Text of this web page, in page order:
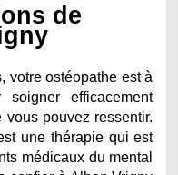
de
votre ostéopathe est à
efficacement
pouvez ressentir.
une thérapie qui est
médicaux du mental